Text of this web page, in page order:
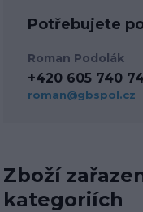
Zboží
kategoriích
Potřebujete
Roman Podolák
+420 605 740
roman@gbspol.cz